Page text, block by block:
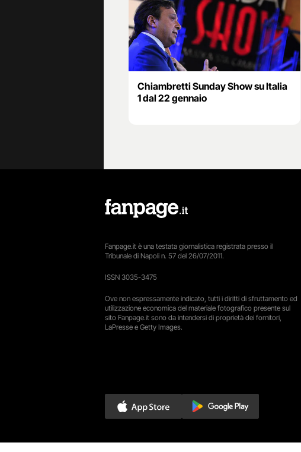
Chiambretti Sunday Show su Italia
1 dal 22 gennaio
Fanpage.it è una testata giornalistica registrata presso il
Tribunale di Napoli n. 57 del 26/07/2011.
ISSN 3035-3475
Ove non espressamente indicato, tutti i diritti di sfruttamento ed
utilizzazione economica del materiale fotografico presente sul
sito Fanpage.it sono da intendersi di proprietà dei fornitori,
LaPresse e Getty Images.